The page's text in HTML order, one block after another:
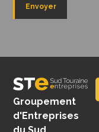
Groupement
d'Entreprises